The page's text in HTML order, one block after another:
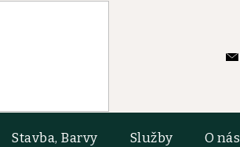
Stavba, Barvy Služby O nás